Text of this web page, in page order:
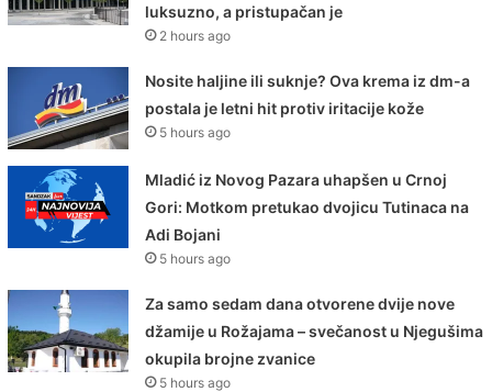
luksuzno, a pristupačan je
2 hours ago
Nosite haljine ili suknje? Ova krema iz dm-a
postala je letni hit protiv iritacije kože
5 hours ago
Mladić iz Novog Pazara uhapšen u Crnoj
Gori: Motkom pretukao dvojicu Tutinaca na
Adi Bojani
5 hours ago
Za samo sedam dana otvorene dvije nove
džamije u Rožajama – svečanost u Njegušima
okupila brojne zvanice
5 hours ago